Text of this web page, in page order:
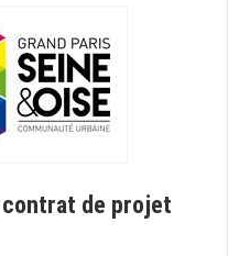
contrat de projet